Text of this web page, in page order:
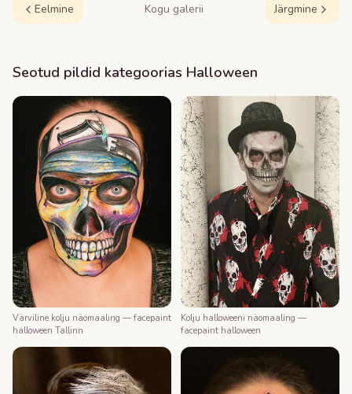
Eelmine Kogu galerii Järgmine
Seotud pildid kategoorias Halloween
Värviline kolju näomaaling — facepaint
halloween Tallinn
Kolju halloweeni näomaaling —
facepaint halloween